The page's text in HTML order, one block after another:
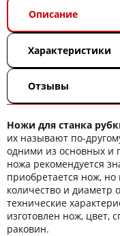
Описание
Характеристики
Отзывы
Ножи для станка
их называют по-
одними из основных и
ножа рекомендуется
приобретается нож,
количество и диаметр
технические
изготовлен нож, цвет,
раковин.